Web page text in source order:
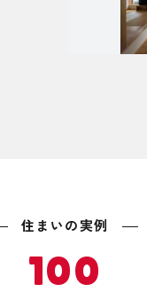
住まいの実例
100